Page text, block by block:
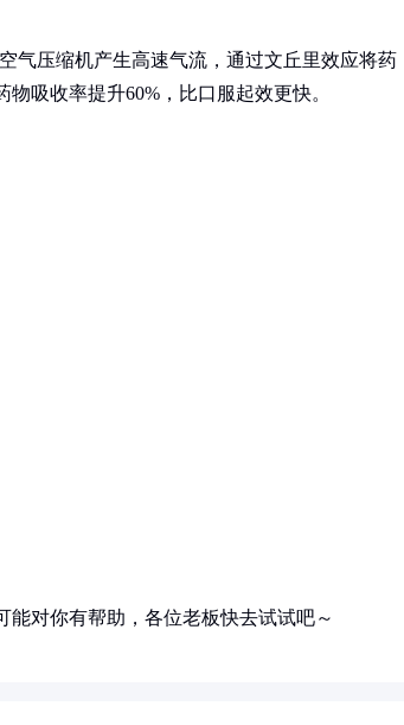
气压缩机产生高速气流，通过文丘里效应将药
吸收率提升60%，比口服起效更快。
对你有帮助，各位老板快去试试吧～